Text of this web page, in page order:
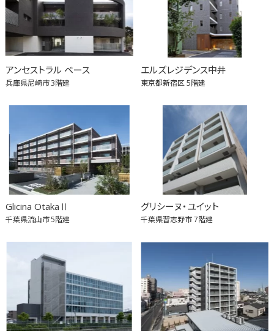
アンセストラル ベース
兵庫県尼崎市3階建
エルズレジデンス中井
東京都新宿区5階建
Glicina OtakaⅡ
千葉県流山市5階建
グリシーヌ・ユイット
千葉県習志野市7階建